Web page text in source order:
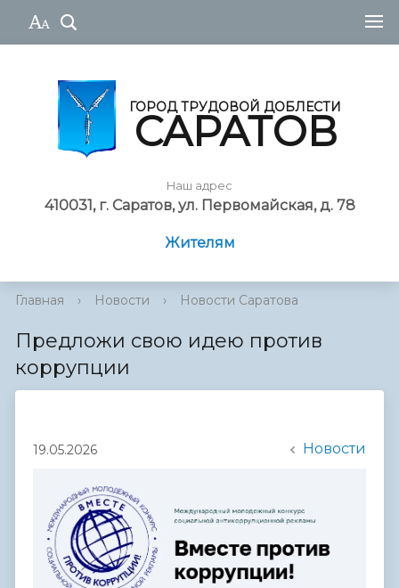
ГОРОД ТРУДОВОЙ ДОБЛЕСТИ
САРАТОВ
Наш адрес
410031, г. Саратов, ул. Первомайская, д. 78
Жителям
Главная › Новости › Новости Саратова
Предложи свою идею против
коррупции
19.05.2026 Новости